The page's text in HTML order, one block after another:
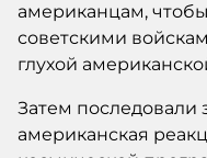
американцам,
советскими
глухой
Затем последовали
американская